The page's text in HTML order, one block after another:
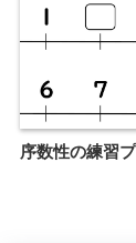
序数性の練習